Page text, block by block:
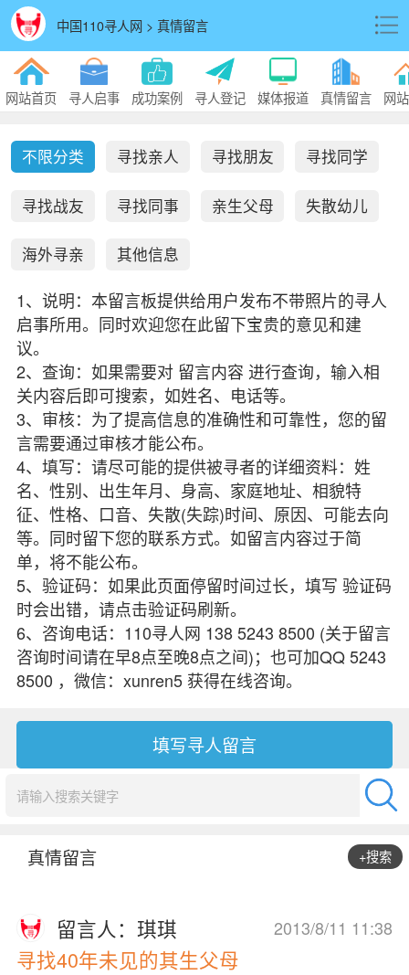
中国110寻人网 > 真情留言
网站首页 寻人启事 成功案例 寻人登记 媒体报道 真情留言 网
不限分类 寻找亲人 寻找朋友 寻找同学
寻找战友 寻找同事 亲生父母 失散幼儿
海外寻亲 其他信息
1、说明：本留言板提供给用户发布不带照片的寻人
启事所用。同时欢迎您在此留下宝贵的意见和建
议。
2、查询：如果需要对 留言内容 进行查询，输入相
关内容后即可搜索，如姓名、电话等。
3、审核：为了提高信息的准确性和可靠性，您的留
言需要通过审核才能公布。
4、填写：请尽可能的提供被寻者的详细资料：姓
名、性别、出生年月、身高、家庭地址、相貌特
征、性格、口音、失散(失踪)时间、原因、可能去向
等。同时留下您的联系方式。如留言内容过于简
单，将不能公布。
5、验证码：如果此页面停留时间过长，填写 验证码
时会出错，请点击验证码刷新。
6、咨询电话：110寻人网 138 5243 8500 (关于留言
咨询时间请在早8点至晚8点之间)；也可加QQ 5243
8500 ，微信：xunren5 获得在线咨询。
+搜索
真情留言
2013/8/11 11:38
留言人：琪琪
寻找40年未见的其生父母